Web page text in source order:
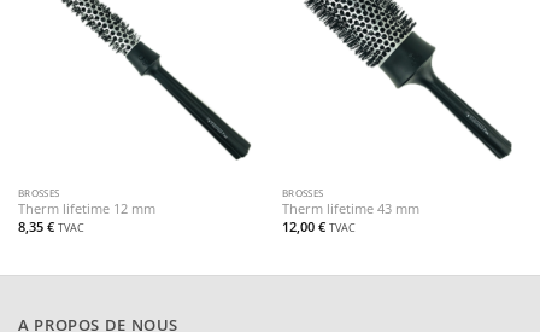
BROSSES
Therm lifetime 12 mm
8,35 € TVAC
BROSSES
Therm lifetime 43 mm
12,00 € TVAC
A PROPOS DE NOUS